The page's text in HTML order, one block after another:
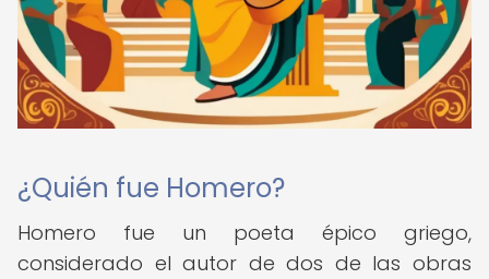
¿Quién fue Homero?
Homero fue un poeta épico griego,
considerado el autor de dos de las obras